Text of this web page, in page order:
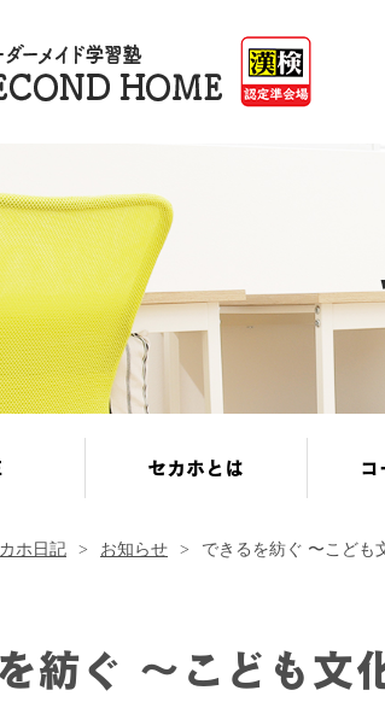
セカホとは コ
ホ日記 お知らせ できるを紡ぐ 〜こど
紡ぐ 〜こども文